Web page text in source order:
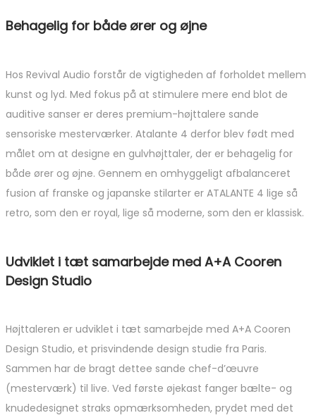
Behagelig for både ører og øjne
Hos Revival Audio forstår de vigtigheden af ​​forholdet mellem
kunst og lyd. Med fokus på at stimulere mere end blot de
auditive sanser er deres premium-højttalere sande
sensoriske mesterværker. Atalante 4 derfor blev født med
målet om at designe en gulvhøjttaler, der er behagelig for
både ører og øjne. Gennem en omhyggeligt afbalanceret
fusion af franske og japanske stilarter er ATALANTE 4 lige så
retro, som den er royal, lige så moderne, som den er klassisk.
Udviklet i tæt samarbejde med A+A Cooren
Design Studio
Højttaleren er udviklet i tæt samarbejde med A+A Cooren
Design Studio, et prisvindende design studie fra Paris.
Sammen har de bragt dettee sande chef-d’œuvre
(mesterværk) til live. Ved første øjekast fanger bælte- og
knudedesignet straks opmærksomheden, prydet med det